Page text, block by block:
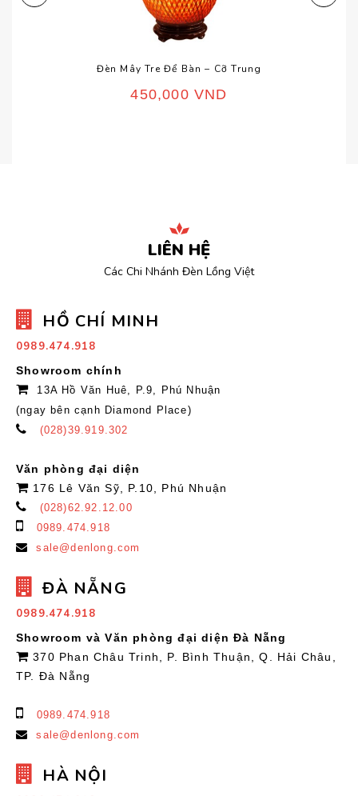
Đèn Mây Tre Để Bàn – Cỡ Trung
450,000 VND
LIÊN HỆ
Các Chi Nhánh Đèn Lồng Việt
HỒ CHÍ MINH
0989.474.918
Showroom chính
13A Hồ Văn Huê, P.9, Phú Nhuận
(ngay bên cạnh Diamond Place)
(028)39.919.302
Văn phòng đại diện
176 Lê Văn Sỹ, P.10, Phú Nhuận
(028)62.92.12.00
0989.474.918
sale@denlong.com
ĐÀ NẴNG
0989.474.918
Showroom và Văn phòng đại diện Đà Nẵng
370 Phan Châu Trinh, P. Bình Thuận, Q. Hải Châu,
TP. Đà Nẵng
0989.474.918
sale@denlong.com
HÀ NỘI